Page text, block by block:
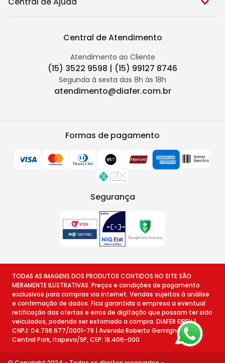
Central de Atendimento
Atendimento ao Cliente
(15) 3522 9598 | (15) 99127 8746
Segunda à sexta das 8h às 18h
atendimento@diafer.com.br
Formas de pagamento
Segurança
TODAS AS IMAGENS DOS PRODUTOS CONTIDOS NO SITE SÃO
MERAMENTE ILUSTRATIVAS. Preços e condições de pagamento
exclusivos para compras via Internet. Vendas sujeitas à análise
e confirmação de dados. Fica garantida a empresa a eventual
retificação das ofertas e erros de digitação que possam ter sido
veiculados, podendo ser estornado a compra. DIAFER EIRELI |
CNPJ: 04.798.677/0001-78 | Avenida Roberto Gemignani, 78 -
Central Park, Itapeva/SP, CEP: 18.406-000